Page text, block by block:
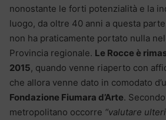
nonostante le forti potenzialità e la
luogo, da oltre 40 anni a questa
non ha praticamente portato nulla
Provincia regionale. Le Rocce è
2015, quando venne riaperto con
che allora venne dato in comodato
Fondazione Fiumara d’Arte.
metropolitano occorre “valutare